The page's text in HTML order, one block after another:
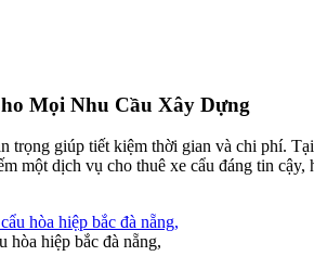
Mọi Nhu Cầu Xây Dựng
giúp tiết kiệm thời gian và chi phí.
một dịch vụ cho thuê xe cẩu đáng tin
hòa hiệp bắc đà nẵng,